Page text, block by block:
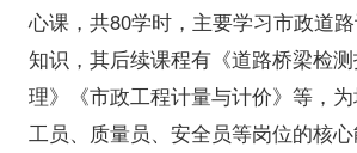
心课，共80学时，主要学习市政道
知识，其后续课程有《道路桥梁检
理》《市政工程计量与计价》等，
工员、质量员、安全员等岗位的核